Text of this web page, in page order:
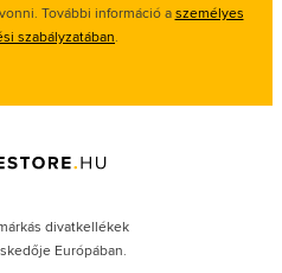
További információ aszemélyes
szabályzatában.
divatkellékek
Európában.